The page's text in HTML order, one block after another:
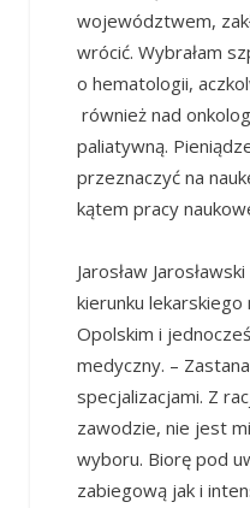
województwem,
wrócić. Wybrałam
o hematologii,
również nad
paliatywną.
przeznaczyć na
kątem pracy
Jarosław
kierunku
Opolskim i
medyczny. –
specjalizacjami. Z
zawodzie, nie jest
wyboru. Biorę pod
zabiegową jak i